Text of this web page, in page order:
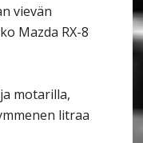
vievän
Mazda RX-8
motarilla,
litraa